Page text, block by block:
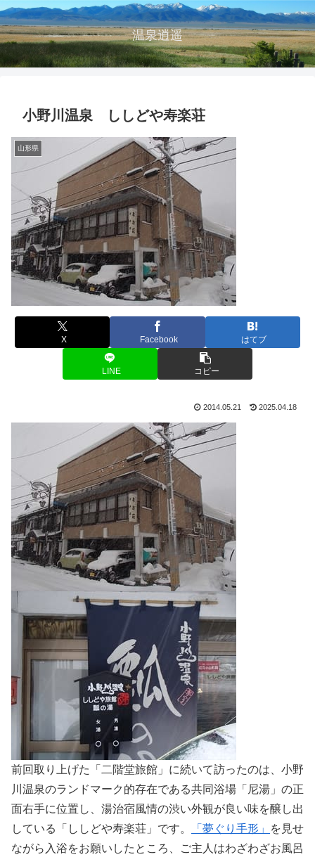
温泉逍遥
小野川温泉 ししどや寿楽荘
山形県
X Facebook はてブ
LINE コピー
2014.05.21 2025.04.18
前回取り上げた「二階堂旅館」に続いて訪ったのは、小野
川温泉のランドマーク的存在である共同浴場「尼湯」の正
面右手に位置し、湯治宿風情の渋い外観が良い味を醸し出
している「ししどや寿楽荘」です。
「夢ぐり手形」
を見せ
ながら入浴をお願いしたところ、ご主人はわざわざお風呂